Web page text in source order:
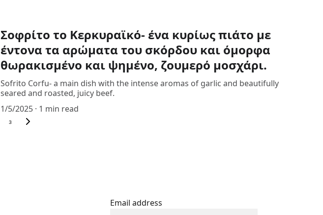
Σοφρίτο το Κερκυραϊκό- ένα κυρίως πιάτο με
έντονα τα αρώματα του σκόρδου και όμορφα
θωρακισμένο και ψημένο, ζουμερό μοσχάρι.
Sofrito Corfu- a main dish with the intense aromas of garlic and beautifully
seared and roasted, juicy beef.
1/5/2025 1 min read
3
Email address